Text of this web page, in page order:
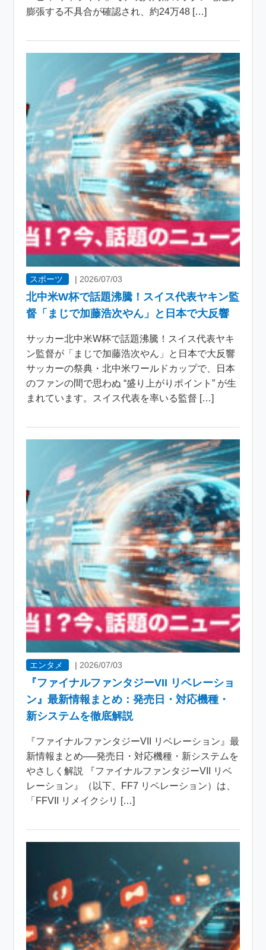
膨張する不具合が確認され、約24万48 […]
スポーツ | 2026/07/03
北中米W杯で話題沸騰！スイス代表ヤキン監
督「まじで加藤浩次やん」と日本で大反響
サッカー北中米W杯で話題沸騰！スイス代表ヤキ
ン監督が「まじで加藤浩次やん」と日本で大反響
サッカーの祭典・北中米ワールドカップで、日本
のファンの間で思わぬ “盛り上がりポイント” が生
まれています。スイス代表を率いる監督 […]
エンタメ | 2026/07/03
『ファイナルファンタジーVII リベレーショ
ン』最新情報まとめ：発売日・対応機種・
新システムを徹底解説
『ファイナルファンタジーVII リベレーション』最
新情報まとめ──発売日・対応機種・新システムを
やさしく解説 『ファイナルファンタジーVII リベ
レーション』（以下、FF7 リベレーション）は、
「FFVII リメイクシリ […]